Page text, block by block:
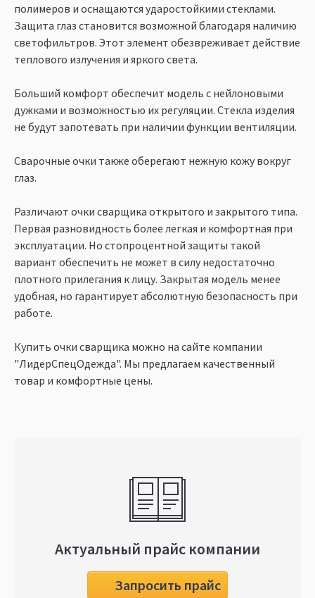
полимеров и оснащаются ударостойкими стеклами.
Защита глаз становится возможной благодаря наличию
светофильтров. Этот элемент обезвреживает действие
теплового излучения и яркого света.
Больший комфорт обеспечит модель с нейлоновыми
дужками и возможностью их регуляции. Стекла изделия
не будут запотевать при наличии функции вентиляции.
Сварочные очки также оберегают нежную кожу вокруг
глаз.
Различают очки сварщика открытого и закрытого типа.
Первая разновидность более легкая и комфортная при
эксплуатации. Но стопроцентной защиты такой
вариант обеспечить не может в силу недостаточно
плотного прилегания к лицу. Закрытая модель менее
удобная, но гарантирует абсолютную безопасность при
работе.
Купить очки сварщика можно на сайте компании
"ЛидерСпецОдежда". Мы предлагаем качественный
товар и комфортные цены.
Актуальный прайс компании
Запросить прайс